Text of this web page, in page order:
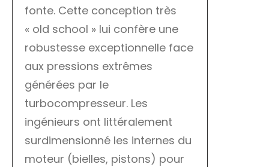
fonte. Cette conception très
« old school » lui confère une
robustesse exceptionnelle face
aux pressions extrêmes
générées par le
turbocompresseur. Les
ingénieurs ont littéralement
surdimensionné les internes du
moteur (bielles, pistons) pour